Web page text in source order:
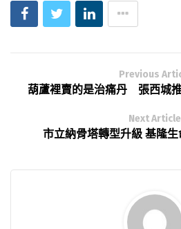
Previous
葫蘆裡賣的是治痛丹 張西城
Next Article
市立納骨塔轉型升級 基隆